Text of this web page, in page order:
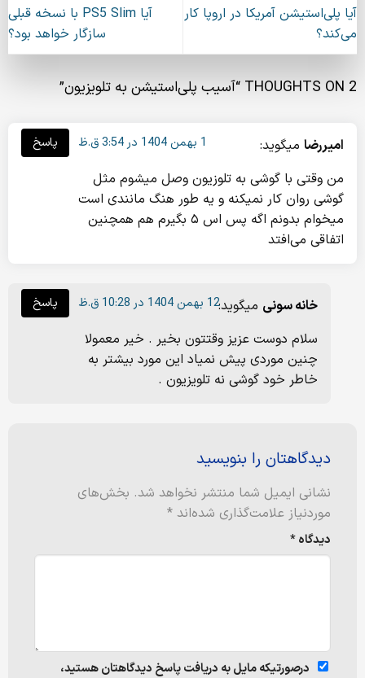
آیا پلی‌استیشن آمریکا در اروپا کار
می‌کند؟
آیا PS5 Slim با نسخه قبلی
سازگار خواهد بود؟
2 THOUGHTS ON “ آسیب پلی‌استیشن به تلویزیون”
امیررضا میگوید:
من وقتی با گوشی به تلوزیون وصل میشوم مثل
گوشی روان کار نمیکنه و یه طور هنگ مانندی است
میخوام بدونم اگه پس اس ۵ بگیرم هم همچنین
اتفاقی می‌افتد
1 بهمن 1404 در 3:54 ق.ظ پاسخ
خانه سونی میگوید:
سلام دوست عزیز وقتتون بخیر . خیر معمولا
چنین موردی پیش نمیاد این مورد بیشتر به
خاطر خود گوشی نه تلویزیون .
12 بهمن 1404 در 10:28 ق.ظ پاسخ
دیدگاهتان را بنویسید
نشانی ایمیل شما منتشر نخواهد شد. بخش‌های
موردنیاز علامت‌گذاری شده‌اند *
دیدگاه*
درصورتیکه مایل به دریافت پاسخ دیدگاهتان هستید،